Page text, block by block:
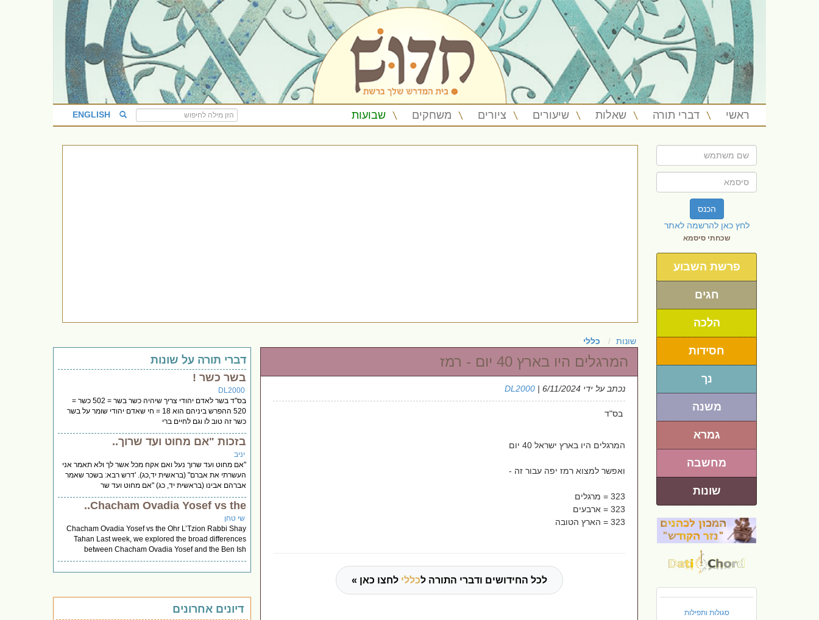
ראשי דברי תורה שאלות שיעורים ציורים משחקים שבועות ENGLISH
הכנס
לחץ כאן להרשמה לאתר
שכחתי סיסמא
פרשת השבוע
חגים
הלכה
חסידות
נך
משנה
גמרא
מחשבה
שונות
סגולות ותפילות
שונות כללי
המרגלים היו בארץ 40 יום - רמז
נכתב על ידי DL2000 | 6/11/2024
בס"ד
המרגלים היו בארץ ישראל 40 יום
ואפשר למצוא רמז יפה עבור זה -
323 = מרגלים
323 = ארבעים
323 = הארץ הטובה
לכל החידושים ודברי התורה לכללי לחצו כאן »
דברי תורה על שונות
בשר כשר !
DL2000
בס"ד בשר לאדם יהודי צריך שיהיה כשר בשר = 502 כשר =
520 ההפרש ביניהם הוא 18 = חי שאדם יהודי שומר על בשר
כשר זה טוב לו וגם לחיים ברי
בזכות "אם מחוט ועד שרוך..
יניב
"אם מחוט ועד שרוך נעל ואם אקח מכל אשר לך ולא תאמר אני
העשרתי את אברם" (בראשית יד,כג). 'דרש רבא: בשכר שאמר
אברהם אבינו (בראשית יד, כג) "אם מחוט ועד שר
Chacham Ovadia Yosef vs the..
שי טחן
Chacham Ovadia Yosef vs the Ohr L’Tzion Rabbi Shay
Tahan Last week, we explored the broad differences
between Chacham Ovadia Yosef and the Ben Ish
דיונים אחרונים